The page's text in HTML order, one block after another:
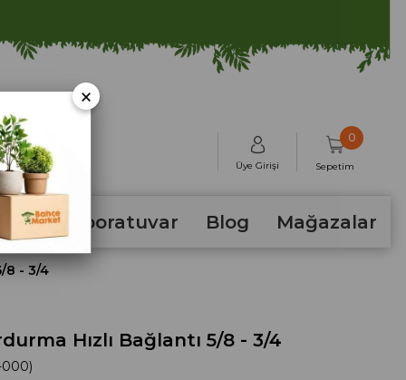
Üye Girişi Sepetim
0
Laboratuvar Blog Mağazalar
8 - 3/4
Hızlı Bağlantı 5/8 - 3/4
000)
×